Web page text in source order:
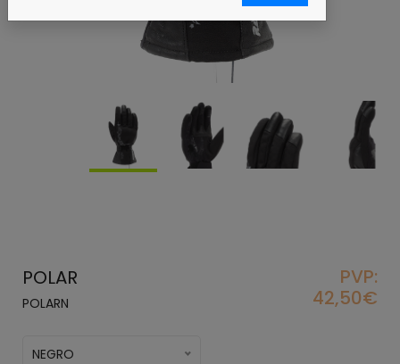
POLAR
POLARN
PVP:
42,50€
NEGRO